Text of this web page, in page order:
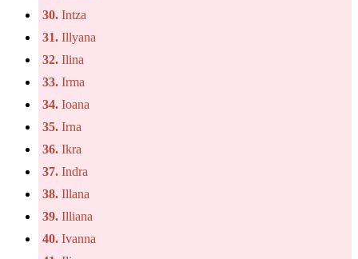
30. Intza
31. Illyana
32. Ilina
33. Irma
34. Ioana
35. Irna
36. Ikra
37. Indra
38. Illana
39. Illiana
40. Ivanna